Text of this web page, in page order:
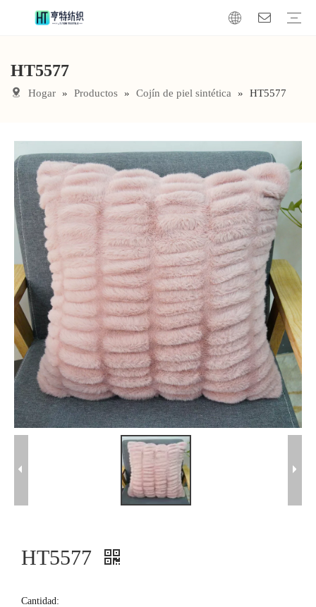
HT5577
Hogar » Productos » Cojín de piel sintética » HT5577
HT5577
Cantidad: